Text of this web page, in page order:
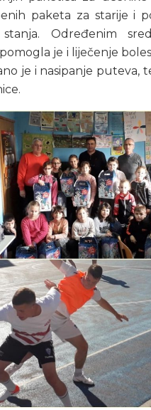
paketa za starije i
Određenim
je i liječenje
je i nasipanje puteva,